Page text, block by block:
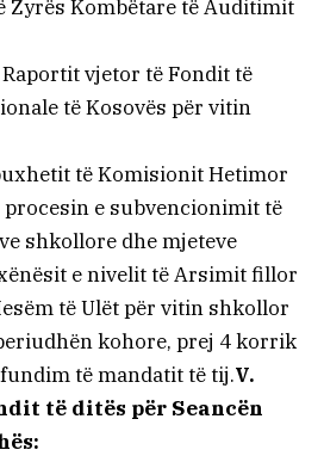
Zyrës Kombëtare të Auditimit
vjetor të Fondit të
të Kosovës për vitin
të Komisionit Hetimor
e subvencionimit të
shkollore dhe mjeteve
e nivelit të Arsimit fillor
të Ulët për vitin shkollor
kohore, prej 4 korrik
të mandatit të tij.V.
të ditës për Seancën